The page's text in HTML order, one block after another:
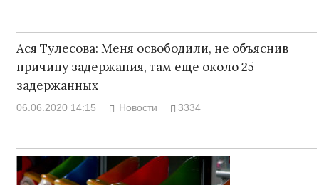
Ася Тулесова: Меня освободили, не объяснив
причину задержания, там еще около 25
задержанных
06.06.2020 14:15 Новости 3334